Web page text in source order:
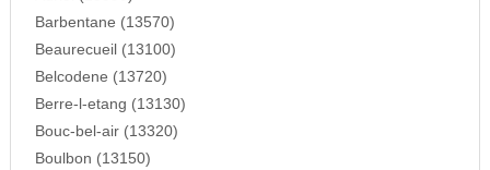
Barbentane (13570)
Beaurecueil (13100)
Belcodene (13720)
Berre-l-etang (13130)
Bouc-bel-air (13320)
Boulbon (13150)